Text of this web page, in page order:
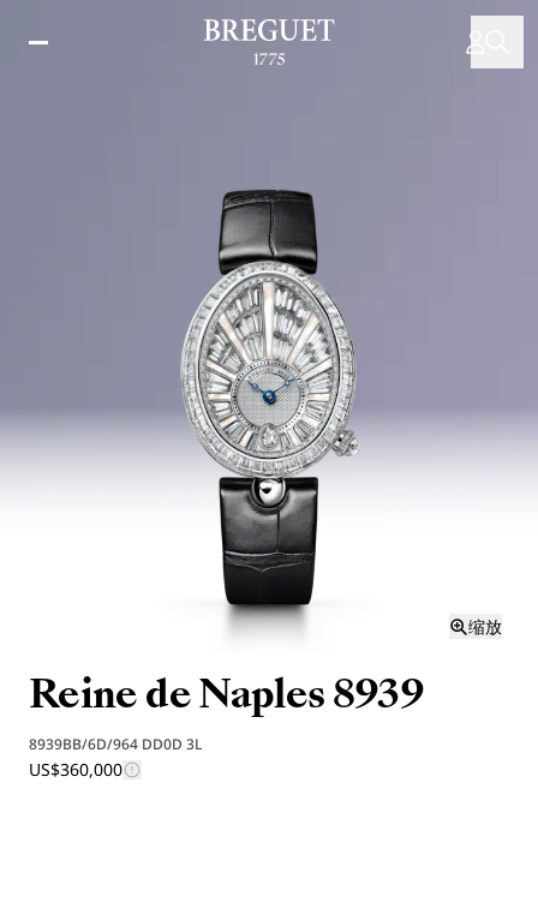
缩放
Reine de Naples 8939
8939BB/6D/964 DD0D 3L
US$360,000